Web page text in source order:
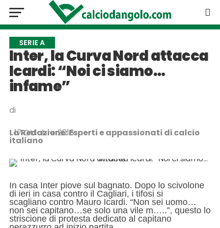
SERIE A
Inter, la Curva Nord attacca
Icardi: “Noi ci siamo…
infame”
di
La Redazione: Esperti e appassionati di calcio
italiano
17 Ottobre 2016
In casa Inter piove sul bagnato. Dopo lo scivolone
di ieri in casa contro il Cagliari, i tifosi si
scagliano contro Mauro Icardi. “Non sei uomo…
non sei capitano…se solo una vile m…..”, questo lo
striscione di protesta dedicato al capitano